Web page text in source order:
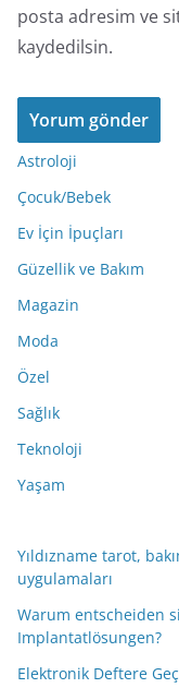
posta adresim ve
kaydedilsin.
Astroloji
Çocuk/Bebek
Ev İçin İpuçları
Güzellik ve Bakım
Magazin
Moda
Özel
Sağlık
Teknoloji
Yaşam
Yıldızname tarot,
uygulamaları
Warum entscheiden
Implantatlösungen?
Elektronik Deftere